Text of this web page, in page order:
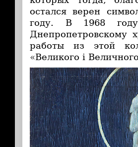
остался верен
году. В 1968
Днепропетровскому
работы из этой
«Великого і